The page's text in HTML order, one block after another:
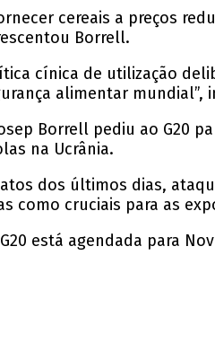
cereais a preços
Borrell.
cínica de utilização
alimentar
Borrell pediu ao G20
na Ucrânia.
dos últimos dias,
como cruciais para as
está agendada para